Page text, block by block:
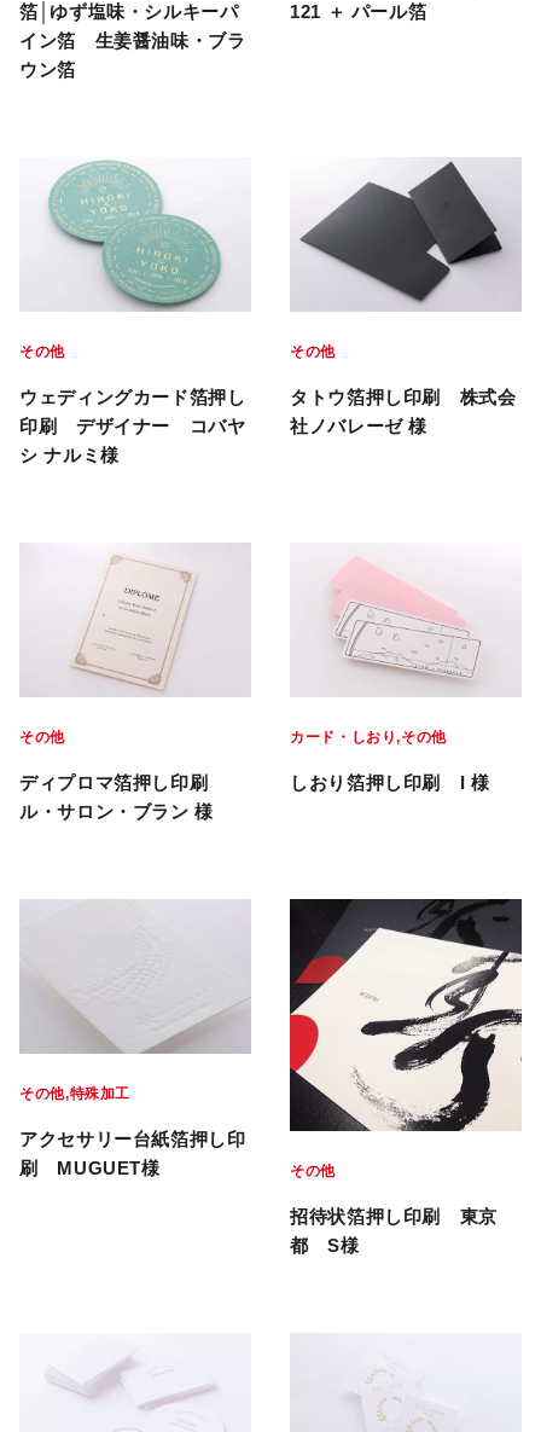
箔│ゆず塩味・シルキーパ
イン箔 生姜醤油味・ブラ
ウン箔
121 ＋ パール箔
その他
ウェディングカード箔押し
印刷 デザイナー コバヤ
シ ナルミ様
その他
タトウ箔押し印刷 株式会
社ノバレーゼ 様
その他
ディプロマ箔押し印刷
ル・サロン・ブラン 様
カード・しおり その他
しおり箔押し印刷 I 様
その他 特殊加工
アクセサリー台紙箔押し印
刷 MUGUET様
その他
招待状箔押し印刷 東京
都 S様